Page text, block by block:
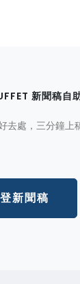
新聞稿自
去處，三分鐘上
新聞稿